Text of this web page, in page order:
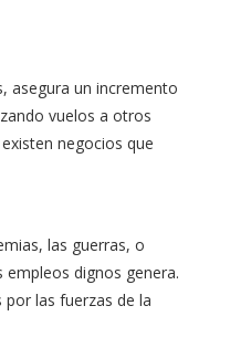
asegura un incremento
vuelos a otros
negocios que
las guerras, o
dignos genera.
las fuerzas de la